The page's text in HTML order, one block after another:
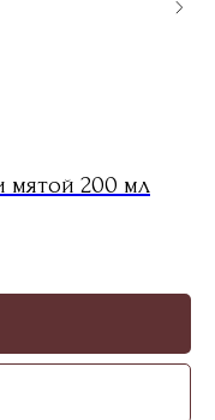
мятой 200 мл